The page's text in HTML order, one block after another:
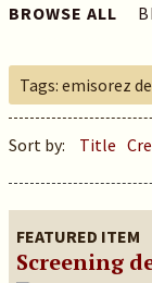
BROWSE ALL
Tags: emisorez
Sort by: Title
FEATURED ITEM
Screening